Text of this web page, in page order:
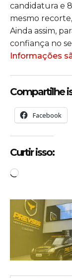
candidatura e
mesmo recorte,
Ainda assim,
confiança no
Informações
Compartilhe
Facebook
Curtir isso:
C
r
r
e
n
d